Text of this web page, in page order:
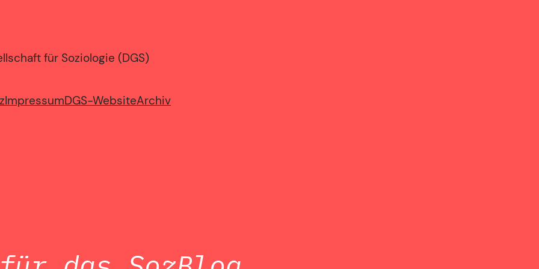
für Soziologie (DGS)
ImpressumDGS-WebsiteArchiv